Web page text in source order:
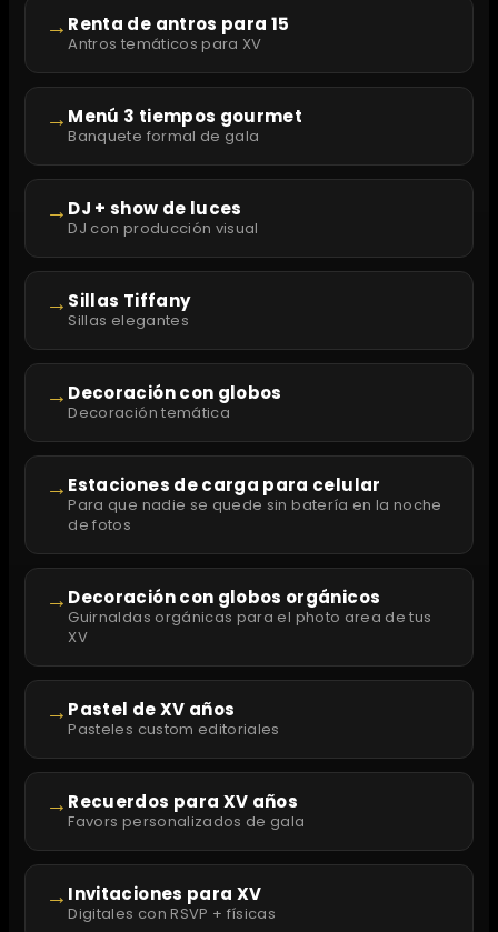
→ Renta de antros para 15
Antros temáticos para XV
→ Menú 3 tiempos gourmet
Banquete formal de gala
→ DJ + show de luces
DJ con producción visual
→ Sillas Tiffany
Sillas elegantes
→ Decoración con globos
Decoración temática
→ Estaciones de carga para celular
Para que nadie se quede sin batería en la noche
de fotos
→ Decoración con globos orgánicos
Guirnaldas orgánicas para el photo area de tus
XV
→ Pastel de XV años
Pasteles custom editoriales
→ Recuerdos para XV años
Favors personalizados de gala
→ Invitaciones para XV
Digitales con RSVP + físicas